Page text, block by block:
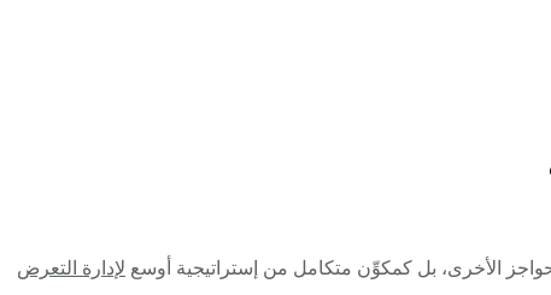
الأخرى، بل كمكوِّن متكامل من إستراتيجية أوسع لإدارة التعرض